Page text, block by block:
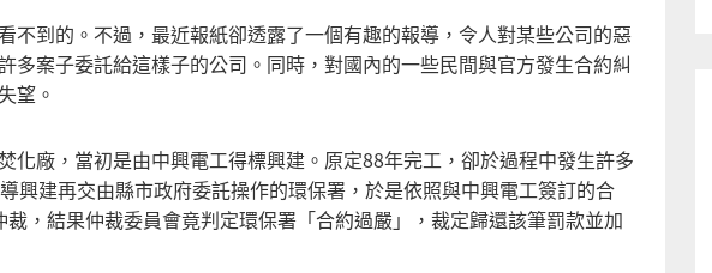
不到的。不過，最近報紙卻透露了一個有趣的報導，令人對某些公司的惡
多案子委託給這樣子的公司。同時，對國內的一些民間與官方發生合約糾
望。
化廠，當初是由中興電工得標興建。原定88年完工，卻於過程中發生許多
興建再交由縣市政府委託操作的環保署，於是依照與中興電工簽訂的合
，結果仲裁委員會竟判定環保署「合約過嚴」，裁定歸還該筆罰款並加